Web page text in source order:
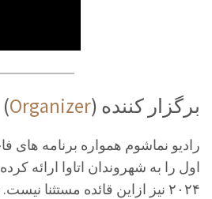
(Organizer ) برگزار کننده
رادیو نماشوم همواره برنامه های
اول را به شهروندان اتاوا ارائه
۲۰۲۴ نیز ازاین قائده مستثنا